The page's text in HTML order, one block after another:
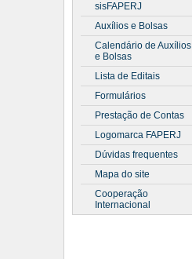
sisFAPERJ
Auxílios e Bolsas
Calendário de Auxílios
e Bolsas
Lista de Editais
Formulários
Prestação de Contas
Logomarca FAPERJ
Dúvidas frequentes
Mapa do site
Cooperação
Internacional